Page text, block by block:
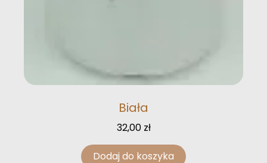
Biała
32,00 zł
Dodaj do koszyka